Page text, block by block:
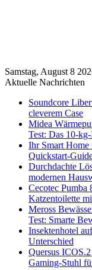
Samstag, August 8
Aktuelle Nachrichten
Soundcore
cleverem Case
Midea
Test: Das 10-
Ihr Smart Home
Quickstart-
Durchdachte
modernen
Cecotec Pumba
Katzentoilette
Meross
Test: Smarte
Insektenhotel
Unterschied
Quersus
Gaming-Stuhl